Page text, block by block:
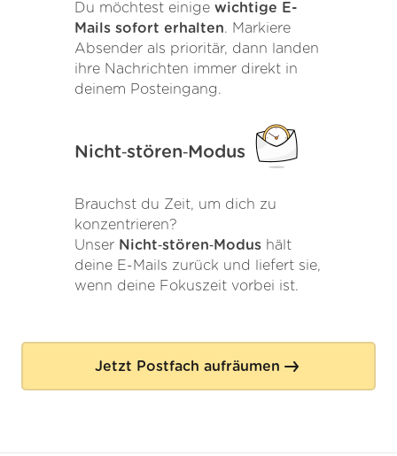
Du möchtest einige wichtige E-
Mails sofort erhalten. Markiere
Absender als prioritär, dann landen
ihre Nachrichten immer direkt in
deinem Posteingang.
Nicht‑stören‑Modus
Brauchst du Zeit, um dich zu
konzentrieren?
Unser Nicht‑stören‑Modus hält
deine E-Mails zurück und liefert sie,
wenn deine Fokuszeit vorbei ist.
Jetzt Postfach aufräumen